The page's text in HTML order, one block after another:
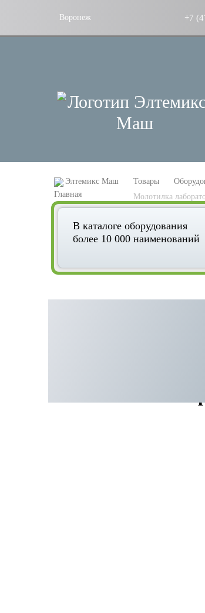
Воронеж +7
Элтемикс Маш Товары
Молотилка
В каталоге оборудования
более 10 000 наименований